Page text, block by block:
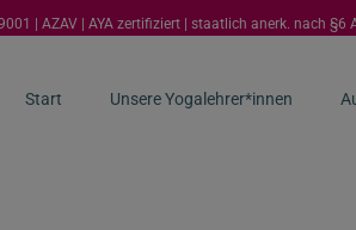
| AZAV | AYA zertifiziert | staatlich anerk. nach §6
Start Unsere Yogalehrer*innen